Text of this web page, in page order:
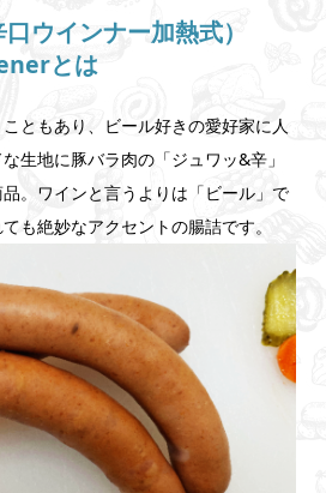
ウインナー加熱式）
とは
ともあり、ビール好きの愛好家に人
生地に豚バラ肉の「ジュワッ&辛」
。ワインと言うよりは「ビール」で
も絶妙なアクセントの腸詰です。